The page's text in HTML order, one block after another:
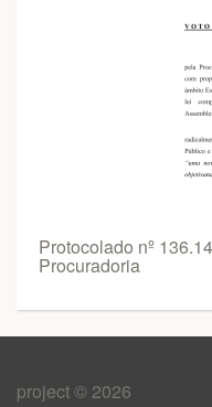
Protocolado nº
Procuradoria
project © 2026